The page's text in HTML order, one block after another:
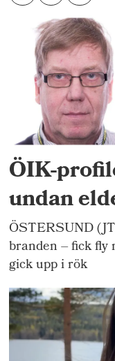
ÖIK-
undan
ÖSTERSUND
branden – fick
gick upp i rök